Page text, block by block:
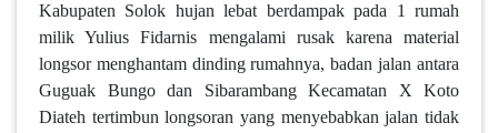
Kabupaten Solok hujan lebat berdampak pada 1 rumah
milik Yulius Fidarnis mengalami rusak karena material
longsor menghantam dinding rumahnya, badan jalan antara
Guguak Bungo dan Sibarambang Kecamatan X Koto
Diateh tertimbun longsoran yang menyebabkan jalan tidak